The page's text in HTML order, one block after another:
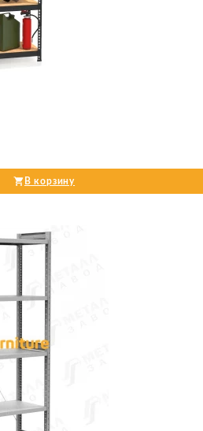
В корзину